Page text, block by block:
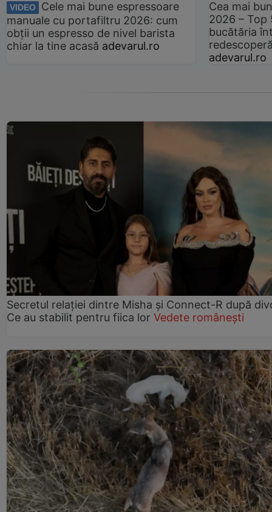
VIDEO
Cele mai bune espressoare
manuale cu portafiltru 2026: cum
obții un espresso de nivel barista
chiar la tine acasă adevarul.ro
Cea mai
2026 –
bucătăria
adevarul.ro
Secretul relației dintre Misha și Connect-R după
Ce au stabilit pentru fiica lor Vedete românești